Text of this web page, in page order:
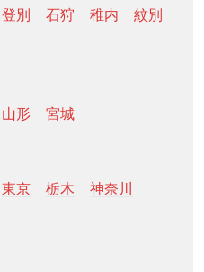
登別 石狩 稚内
紋別
山形 宮城
東京 栃木
神奈川